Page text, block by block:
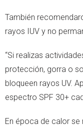
También
rayos IUV y no
“Si realizas
protección, gorra o
bloqueen rayos UV.
espectro SPF 30+
En época de calor se